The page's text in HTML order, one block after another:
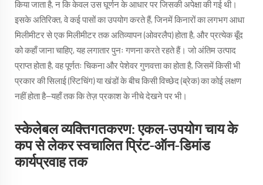
किया जाता है, न कि केवल उस घूर्णन के आधार पर जिसकी अपेक्षा की गई थी।
इसके अतिरिक्त, वे कई पासों का उपयोग करते हैं, जिनमें किनारों का लगभग आधा
मिलीमीटर से एक मिलीमीटर तक अतिव्यापन (ओवरलैप) होता है, और प्रत्येक बूँद
को कहाँ जाना चाहिए, यह लगातार पुनः गणना करते रहते हैं। जो अंतिम उत्पाद
प्राप्त होता है, वह पूर्णतः चिकना और पेशेवर गुणवत्ता का होता है, जिसमें किसी भी
प्रकार की सिलाई (स्टिचिंग) या खंडों के बीच किसी विच्छेद (ब्रेक) का कोई लक्षण
नहीं होता है—यहाँ तक कि तेज़ प्रकाश के नीचे देखने पर भी।
स्केलेबल व्यक्तिगतकरण: एकल-उपयोग चाय के
कप से लेकर स्वचालित प्रिंट-ऑन-डिमांड
कार्यप्रवाह तक